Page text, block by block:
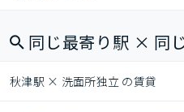
同じ最寄り駅 × 同
秋津駅 × 洗面所独立 の賃貸